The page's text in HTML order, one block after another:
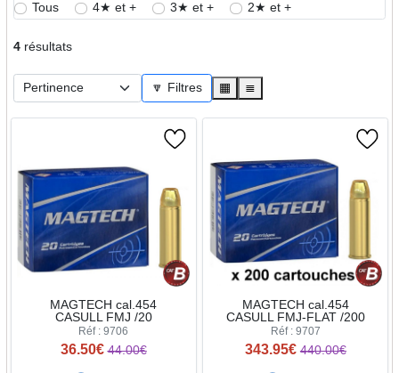
Tous
4★ et + 3★ et + 2★ et +
4résultats
🔽 Filtres ▦ ≣
MAGTECH cal.454
CASULL FMJ /20
Réf : 9706
36.50€ 44.00€
MAGTECH cal.454
CASULL FMJ-FLAT /200
Réf : 9707
343.95€ 440.00€